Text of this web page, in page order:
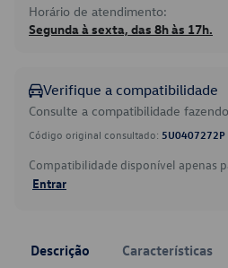
Horário de atendimento:
Segunda à sexta, das 8h às 17h.
Verifique a compatibilidade
Consulte a compatibilidade
Código original consultado: 5U0407272P
Compatibilidade disponível apenas
Entrar
Descrição Características